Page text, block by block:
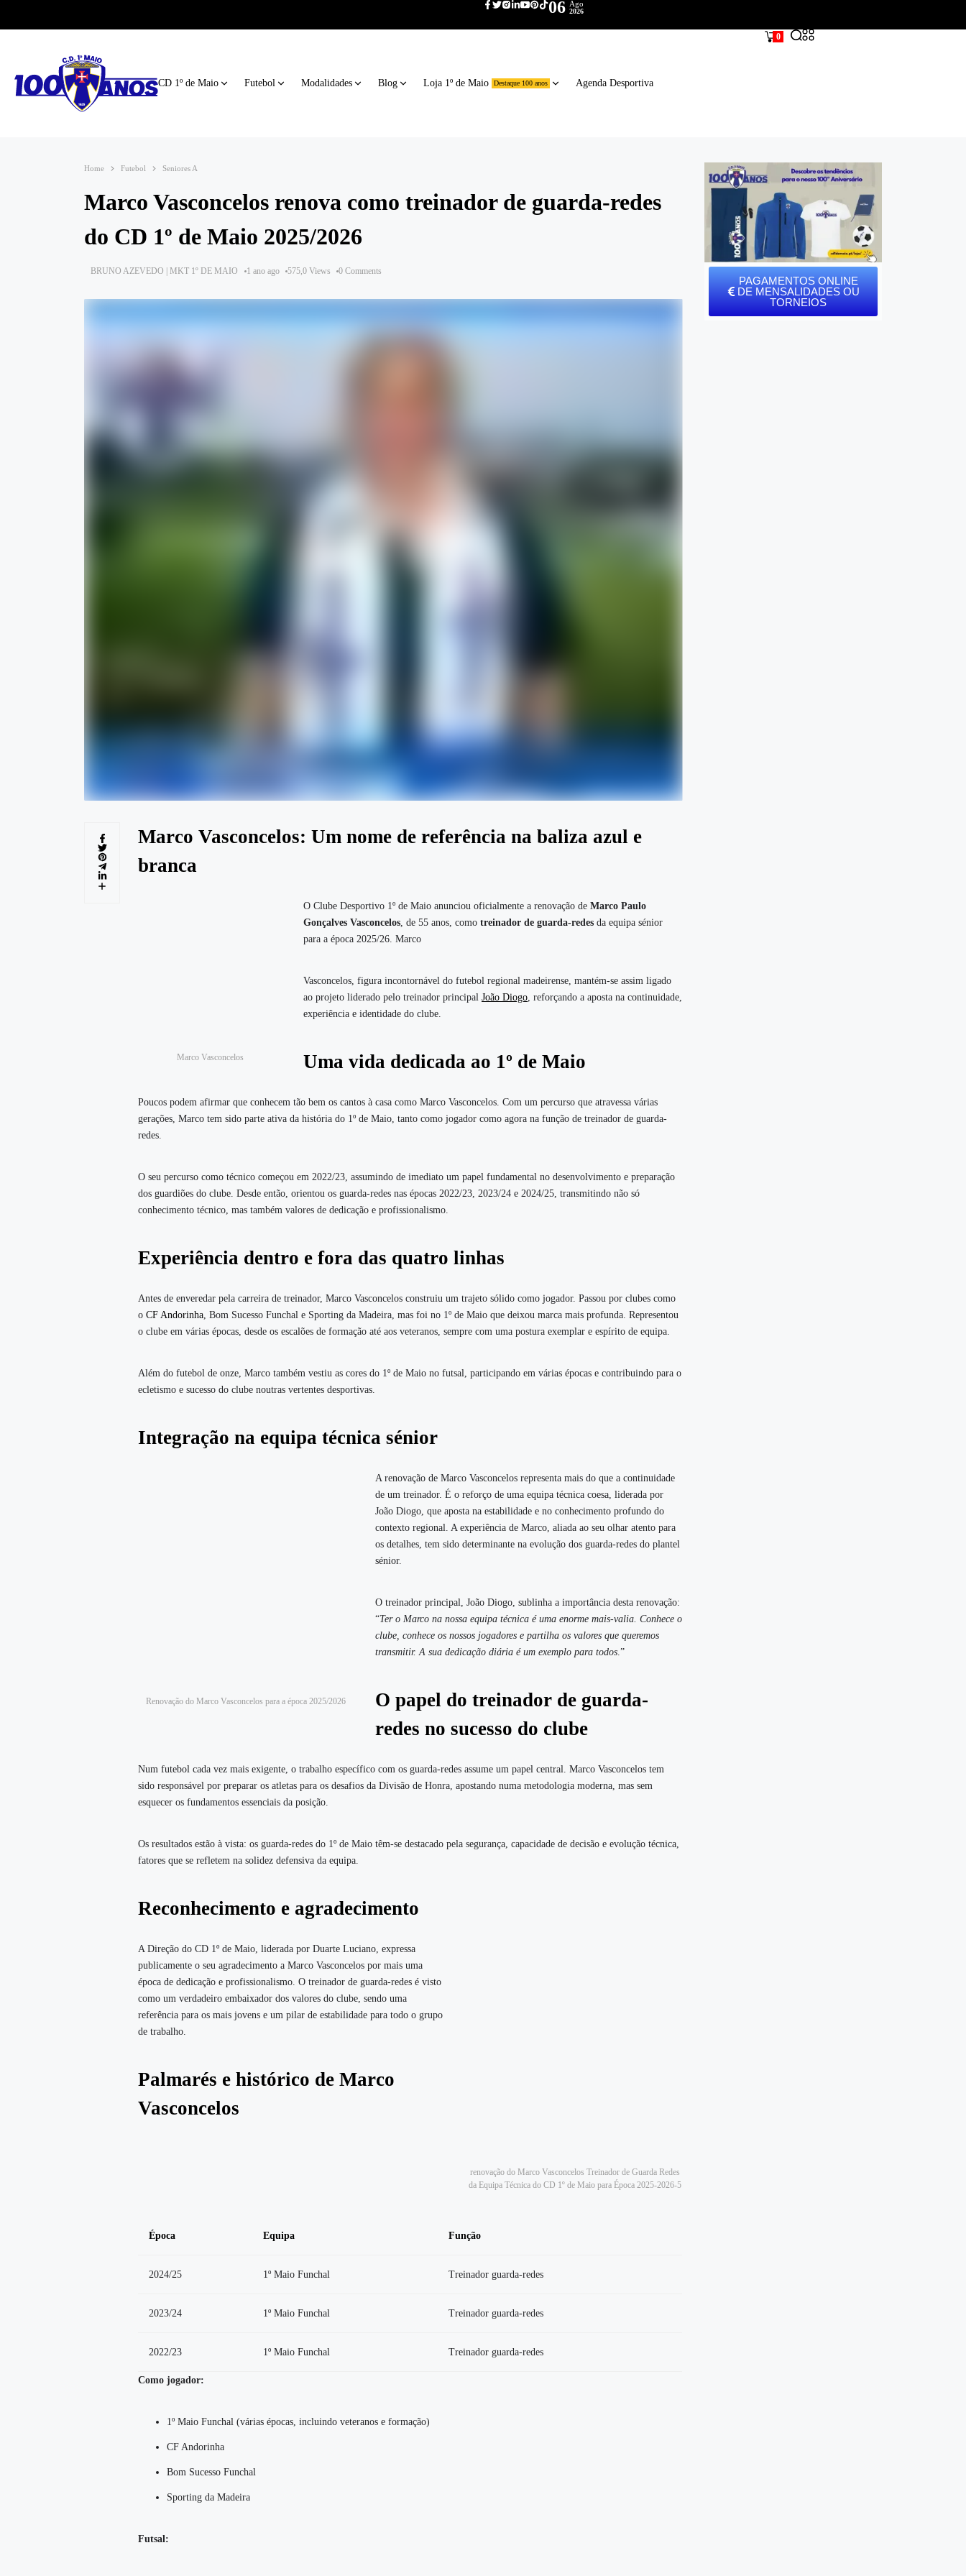
06 Ago
2026
CD 1º de Maio Futebol Modalidades Blog Loja 1º de Maio Destaque 100 anos Agenda Desportiva
0
Home Futebol Seniores A
Marco Vasconcelos renova como treinador de guarda-redes
do CD 1º de Maio 2025/2026
BRUNO AZEVEDO | MKT 1º DE MAIO 1 ano ago 575,0 Views 0 Comments
Marco Vasconcelos: Um nome de referência na baliza azul e
branca
Marco Vasconcelos
O Clube Desportivo 1º de Maio anunciou oficialmente a renovação de Marco Paulo
Gonçalves Vasconcelos , de 55 anos, como treinador de guarda-redes da equipa sénior
para a época 2025/26. Marco
Vasconcelos, figura incontornável do futebol regional madeirense, mantém-se assim ligado
ao projeto liderado pelo treinador principal João Diogo , reforçando a aposta na continuidade,
experiência e identidade do clube.
Uma vida dedicada ao 1º de Maio
Poucos podem afirmar que conhecem tão bem os cantos à casa como Marco Vasconcelos. Com um percurso que atravessa várias
gerações, Marco tem sido parte ativa da história do 1º de Maio, tanto como jogador como agora na função de treinador de guarda-
redes.
O seu percurso como técnico começou em 2022/23, assumindo de imediato um papel fundamental no desenvolvimento e preparação
dos guardiões do clube. Desde então, orientou os guarda-redes nas épocas 2022/23, 2023/24 e 2024/25, transmitindo não só
conhecimento técnico, mas também valores de dedicação e profissionalismo.
Experiência dentro e fora das quatro linhas
Antes de enveredar pela carreira de treinador, Marco Vasconcelos construiu um trajeto sólido como jogador. Passou por clubes como
o CF Andorinha , Bom Sucesso Funchal e Sporting da Madeira, mas foi no 1º de Maio que deixou marca mais profunda. Representou
o clube em várias épocas, desde os escalões de formação até aos veteranos, sempre com uma postura exemplar e espírito de equipa.
Além do futebol de onze, Marco também vestiu as cores do 1º de Maio no futsal, participando em várias épocas e contribuindo para o
ecletismo e sucesso do clube noutras vertentes desportivas.
Integração na equipa técnica sénior
Renovação do Marco Vasconcelos para a época 2025/2026
A renovação de Marco Vasconcelos representa mais do que a continuidade
de um treinador. É o reforço de uma equipa técnica coesa, liderada por
João Diogo, que aposta na estabilidade e no conhecimento profundo do
contexto regional. A experiência de Marco, aliada ao seu olhar atento para
os detalhes, tem sido determinante na evolução dos guarda-redes do plantel
sénior.
O treinador principal, João Diogo, sublinha a importância desta renovação:
“Ter o Marco na nossa equipa técnica é uma enorme mais-valia. Conhece o
clube, conhece os nossos jogadores e partilha os valores que queremos
transmitir. A sua dedicação diária é um exemplo para todos .”
O papel do treinador de guarda-
redes no sucesso do clube
Num futebol cada vez mais exigente, o trabalho específico com os guarda-redes assume um papel central. Marco Vasconcelos tem
sido responsável por preparar os atletas para os desafios da Divisão de Honra, apostando numa metodologia moderna, mas sem
esquecer os fundamentos essenciais da posição.
Os resultados estão à vista: os guarda-redes do 1º de Maio têm-se destacado pela segurança, capacidade de decisão e evolução técnica,
fatores que se refletem na solidez defensiva da equipa.
Reconhecimento e agradecimento
renovação do Marco Vasconcelos Treinador de Guarda Redes
da Equipa Técnica do CD 1º de Maio para Época 2025-2026-5
A Direção do CD 1º de Maio, liderada por Duarte Luciano, expressa
publicamente o seu agradecimento a Marco Vasconcelos por mais uma
época de dedicação e profissionalismo. O treinador de guarda-redes é visto
como um verdadeiro embaixador dos valores do clube, sendo uma
referência para os mais jovens e um pilar de estabilidade para todo o grupo
de trabalho.
Palmarés e histórico de Marco
Vasconcelos
Época Equipa Função
2024/25 1º Maio Funchal Treinador guarda-redes
2023/24 1º Maio Funchal Treinador guarda-redes
2022/23 1º Maio Funchal Treinador guarda-redes
Como jogador:
1º Maio Funchal (várias épocas, incluindo veteranos e formação)
CF Andorinha
Bom Sucesso Funchal
Sporting da Madeira
Futsal:
PAGAMENTOS ONLINE
DE MENSALIDADES OU
TORNEIOS